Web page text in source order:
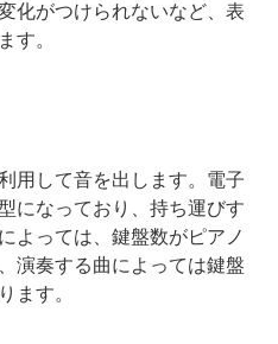
化がつけられないなど、表
す。
用して音を出します。電子
になっており、持ち運びす
よっては、鍵盤数がピアノ
演奏する曲によっては鍵盤
ます。